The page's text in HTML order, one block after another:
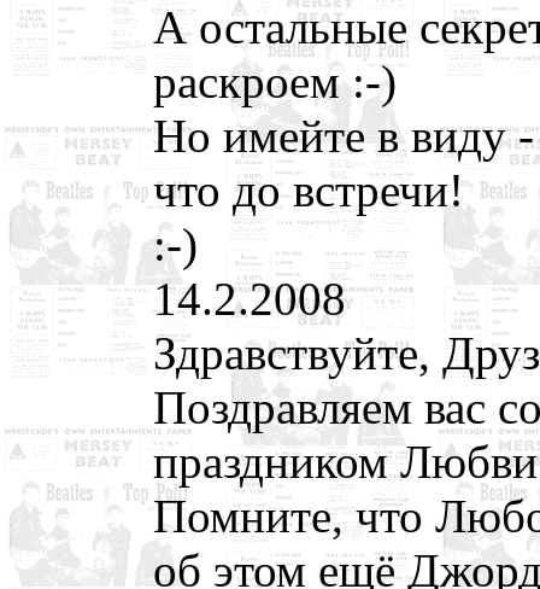
А остальные
раскроем :-)
Но имейте в виду
что до встречи!
:-)
14.2.2008
Здравствуйте,
Поздравляем вас
праздником
Помните, что
об этом ещё